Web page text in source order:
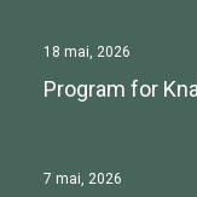
18 mai, 2026
Program for
7 mai, 2026